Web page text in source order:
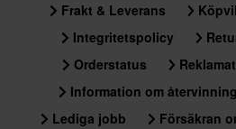
Frakt & Leverans
Integritetspolicy
Orderstatus
Information om återvinning
Lediga jobb
Försäkran